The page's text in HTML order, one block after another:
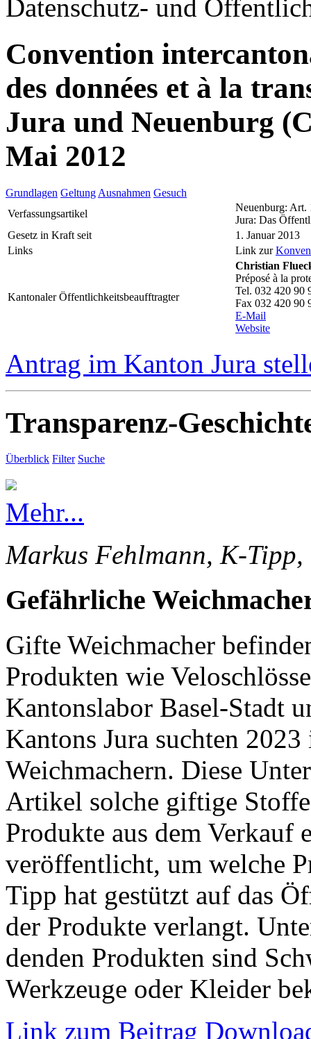
Datenschutz- und
Convention
des données et à la
Jura und Neuenburg
Mai 2012
Grundlagen Geltung Ausnahmen Gesuch
Verfassungsartikel
Neuenburg: Art.
Jura: Das
Gesetz in Kraft seit
1. Januar 2013
Links
Link zur
Kantonaler Öffentlichkeitsbeaufftragter
Christian
Préposé à la
Tel. 032 420 90
Fax 032 420 90
E-Mail
Website
Antrag im Kanton Jura
Transparenz-
Überblick Filter Suche
Mehr...
Markus Fehlmann, K-Tipp,
Gefährliche
Gifte Weichmacher
Produkten wie
Kantonslabor Basel-Stadt
Kantons Jura suchten
Weichmachern. Diese
Artikel solche giftige
Produkte aus dem
veröffentlicht, um welche
Tipp hat gestützt auf das
der Produkte verlangt.
denden Produkten sind
Werkzeuge oder Kleider
Link zum Beitrag